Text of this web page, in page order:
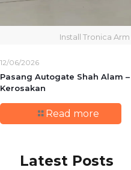
Install Tronica
12/06/2026
Pasang Autogate Shah Alam
Kerosakan
Read more
Latest Posts